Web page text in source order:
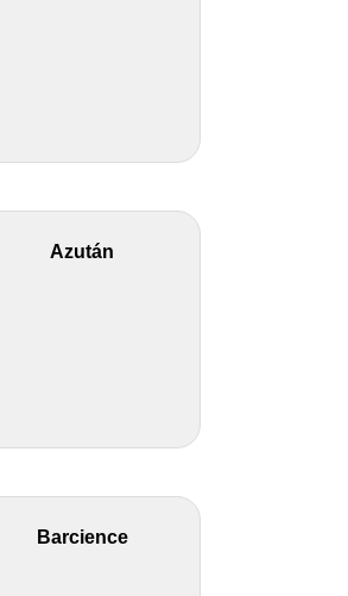
Azután
Barcience